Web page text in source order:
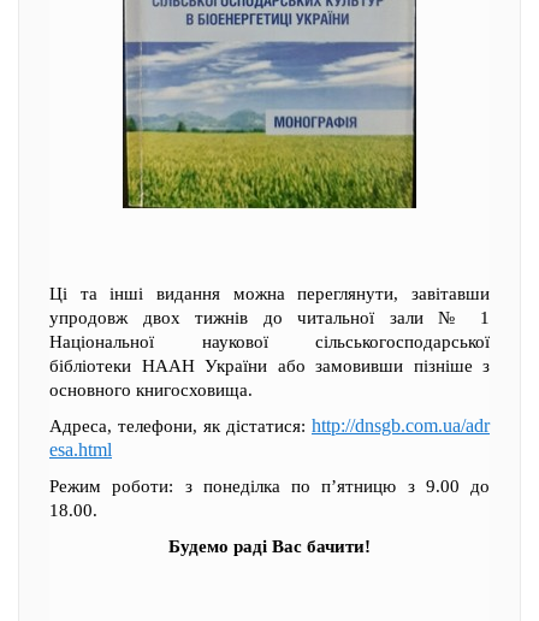
Ці та інші видання можна переглянути, завітавши
упродовж двох тижнів до читальної зали № 1
Національної наукової сільськогосподарської
бібліотеки НААН України або замовивши пізніше з
основного книгосховища.
Адреса, телефони, як дістатися: http://dnsgb.com.ua/adr
esa.html
Режим роботи: з понеділка по п’ятницю з 9.00 до
18.00.
Будемо раді Вас бачити!